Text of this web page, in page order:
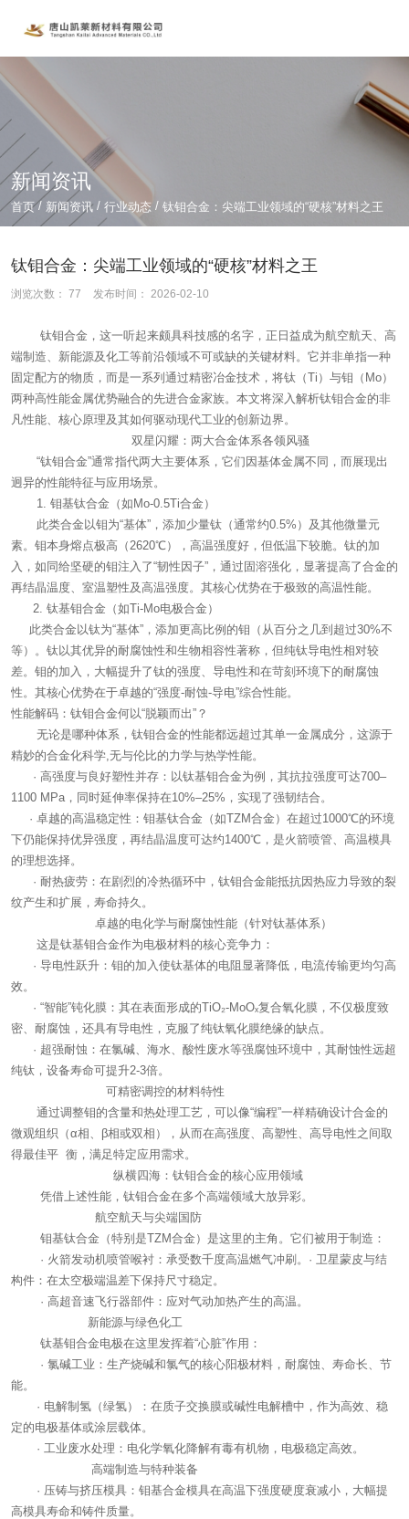
新闻资讯
首页/ 新闻资讯 / 行业动态 / 钛钼合金：尖端工业领域的“硬核”材料之王
钛钼合金：尖端工业领域的“硬核”材料之王
浏览次数： 77 发布时间： 2026-02-10
钛钼合金，这一听起来颇具科技感的名字，正日益成为航空航天、高
端制造、新能源及化工等前沿领域不可或缺的关键材料。它并非单指一种
固定配方的物质，而是一系列通过精密冶金技术，将钛（Ti）与钼（Mo）
两种高性能金属优势融合的先进合金家族。本文将深入解析钛钼合金的非
凡性能、核心原理及其如何驱动现代工业的创新边界。
双星闪耀：两大合金体系各领风骚
“钛钼合金”通常指代两大主要体系，它们因基体金属不同，而展现出
迥异的性能特征与应用场景。
1. 钼基钛合金（如Mo-0.5Ti合金）
此类合金以钼为“基体”，添加少量钛（通常约0.5%）及其他微量元
素。钼本身熔点极高（2620℃），高温强度好，但低温下较脆。钛的加
入，如同给坚硬的钼注入了“韧性因子”，通过固溶强化，显著提高了合金的
再结晶温度、室温塑性及高温强度。其核心优势在于极致的高温性能。
2. 钛基钼合金（如Ti-Mo电极合金）
此类合金以钛为“基体”，添加更高比例的钼（从百分之几到超过30%不
等）。钛以其优异的耐腐蚀性和生物相容性著称，但纯钛导电性相对较
差。钼的加入，大幅提升了钛的强度、导电性和在苛刻环境下的耐腐蚀
性。其核心优势在于卓越的“强度-耐蚀-导电”综合性能。
性能解码：钛钼合金何以“脱颖而出”？
无论是哪种体系，钛钼合金的性能都远超过其单一金属成分，这源于
精妙的合金化科学,无与伦比的力学与热学性能。
· 高强度与良好塑性并存：以钛基钼合金为例，其抗拉强度可达700–
1100 MPa，同时延伸率保持在10%–25%，实现了强韧结合。
· 卓越的高温稳定性：钼基钛合金（如TZM合金）在超过1000℃的环境
下仍能保持优异强度，再结晶温度可达约1400℃，是火箭喷管、高温模具
的理想选择。
· 耐热疲劳：在剧烈的冷热循环中，钛钼合金能抵抗因热应力导致的裂
纹产生和扩展，寿命持久。
卓越的电化学与耐腐蚀性能（针对钛基体系）
这是钛基钼合金作为电极材料的核心竞争力：
· 导电性跃升：钼的加入使钛基体的电阻显著降低，电流传输更均匀高
效。
· “智能”钝化膜：其在表面形成的TiO₂-MoOₓ复合氧化膜，不仅极度致
密、耐腐蚀，还具有导电性，克服了纯钛氧化膜绝缘的缺点。
· 超强耐蚀：在氯碱、海水、酸性废水等强腐蚀环境中，其耐蚀性远超
纯钛，设备寿命可提升2-3倍。
可精密调控的材料特性
通过调整钼的含量和热处理工艺，可以像“编程”一样精确设计合金的
微观组织（α相、β相或双相），从而在高强度、高塑性、高导电性之间取
得最佳平 衡，满足特定应用需求。
纵横四海：钛钼合金的核心应用领域
凭借上述性能，钛钼合金在多个高端领域大放异彩。
航空航天与尖端国防
钼基钛合金（特别是TZM合金）是这里的主角。它们被用于制造：
· 火箭发动机喷管喉衬：承受数千度高温燃气冲刷。· 卫星蒙皮与结
构件：在太空极端温差下保持尺寸稳定。
· 高超音速飞行器部件：应对气动加热产生的高温。
新能源与绿色化工
钛基钼合金电极在这里发挥着“心脏”作用：
· 氯碱工业：生产烧碱和氯气的核心阳极材料，耐腐蚀、寿命长、节
能。
· 电解制氢（绿氢）：在质子交换膜或碱性电解槽中，作为高效、稳
定的电极基体或涂层载体。
· 工业废水处理：电化学氧化降解有毒有机物，电极稳定高效。
高端制造与特种装备
· 压铸与挤压模具：钼基合金模具在高温下强度硬度衰减小，大幅提
高模具寿命和铸件质量。